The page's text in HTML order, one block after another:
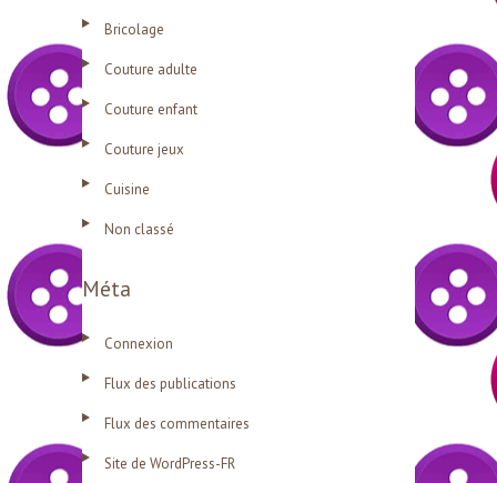
Bricolage
Couture adulte
Couture enfant
Couture jeux
Cuisine
Non classé
Méta
Connexion
Flux des publications
Flux des commentaires
Site de WordPress-FR